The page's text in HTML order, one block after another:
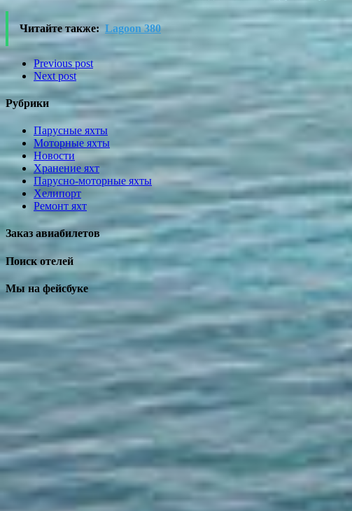
Читайте также: Lagoon 380
Previous post
Next post
Рубрики
Парусные яхты
Моторные яхты
Новости
Хранение яхт
Парусно-моторные яхты
Хелипорт
Ремонт яхт
Заказ авиабилетов
Поиск отелей
Мы на фейсбуке